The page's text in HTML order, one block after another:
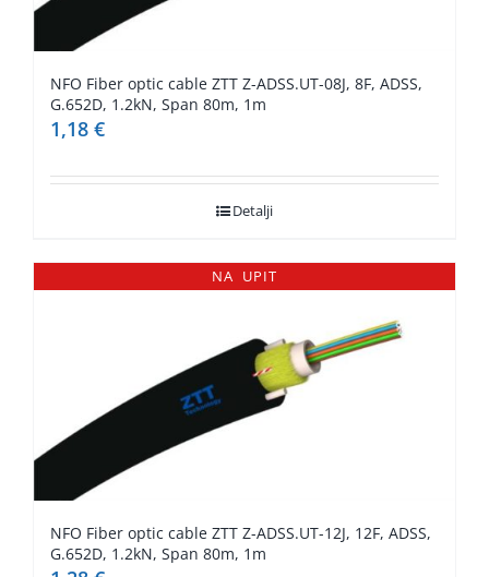
NFO Fiber optic cable ZTT Z-ADSS.UT-08J, 8F, ADSS,
G.652D, 1.2kN, Span 80m, 1m
1,18 €
Detalji
NA UPIT
NFO Fiber optic cable ZTT Z-ADSS.UT-12J, 12F, ADSS,
G.652D, 1.2kN, Span 80m, 1m